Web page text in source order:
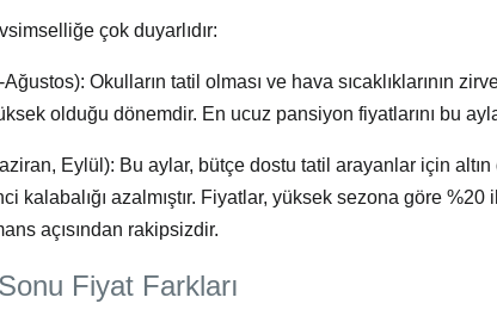
çok duyarlıdır:
Okulların tatil olması ve hava sıcaklıklarının
olduğu dönemdir. En ucuz pansiyon fiyatlarını bu
Eylül): Bu aylar, bütçe dostu tatil arayanlar için
kalabalığı azalmıştır. Fiyatlar, yüksek sezona göre %20
açısından rakipsizdir.
Fiyat Farkları